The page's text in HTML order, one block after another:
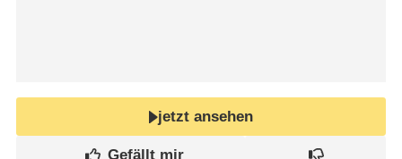
jetzt ansehen